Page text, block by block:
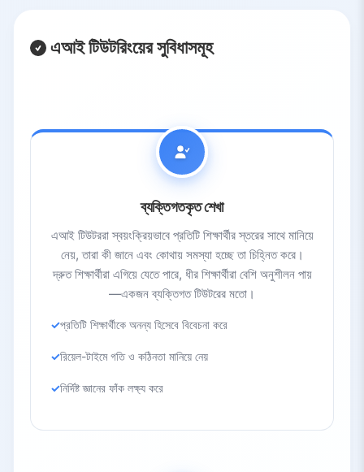
এআই টিউটরিংয়ের সুবিধাসমূহ
ব্যক্তিগতকৃত শেখা
এআই টিউটররা স্বয়ংক্রিয়ভাবে প্রতিটি শিক্ষার্থীর স্তরের সাথে মানিয়ে
নেয়, তারা কী জানে এবং কোথায় সমস্যা হচ্ছে তা চিহ্নিত করে।
দ্রুত শিক্ষার্থীরা এগিয়ে যেতে পারে, ধীর শিক্ষার্থীরা বেশি অনুশীলন পায়
—একজন ব্যক্তিগত টিউটরের মতো।
প্রতিটি শিক্ষার্থীকে অনন্য হিসেবে বিবেচনা করে
রিয়েল-টাইমে গতি ও কঠিনতা মানিয়ে নেয়
নির্দিষ্ট জ্ঞানের ফাঁক লক্ষ্য করে